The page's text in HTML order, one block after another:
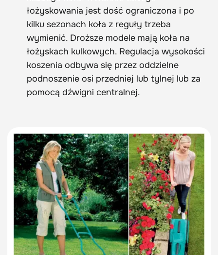
łożyskowania jest dość ograniczona i po
kilku sezonach koła z reguły trzeba
wymienić. Droższe modele mają koła na
łożyskach kulkowych. Regulacja wysokości
koszenia odbywa się przez oddzielne
podnoszenie osi przedniej lub tylnej lub za
pomocą dźwigni centralnej.